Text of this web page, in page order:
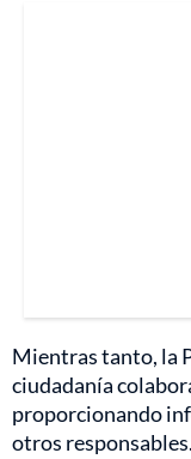
Mientras tanto, la
ciudadanía
proporcionando
otros